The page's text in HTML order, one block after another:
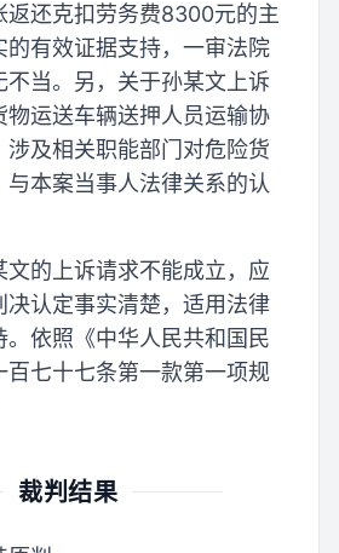
返还克扣劳务费8300元的主
的有效证据支持，一审法院
不当。另，关于孙某文上诉
物运送车辆送押人员运输协
涉及相关职能部门对危险货
本案当事人法律关系的认
文的上诉请求不能成立，应
决认定事实清楚，适用法律
。依照《中华人民共和国民
百七十七条第一款第一项规
裁判结果